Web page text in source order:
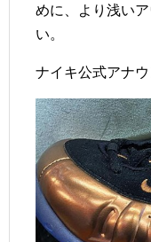
めに、より浅い
い。
ナイキ公式アナ